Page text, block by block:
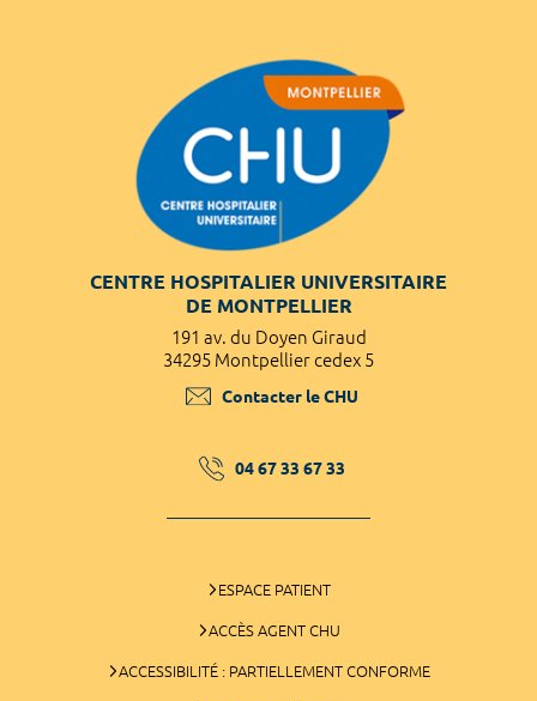
CENTRE HOSPITALIER UNIVERSITAIRE
DE MONTPELLIER
191 av. du Doyen Giraud
34295 Montpellier cedex 5
Contacter le CHU
04 67 33 67 33
ESPACE PATIENT
ACCÈS AGENT CHU
ACCESSIBILITÉ : PARTIELLEMENT CONFORME